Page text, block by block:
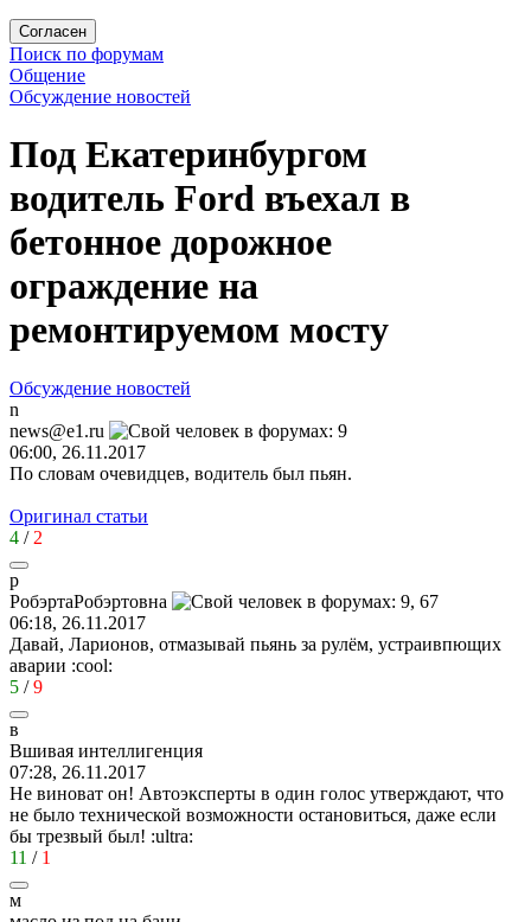
Согласен
Поиск по форумам
Общение
Обсуждение новостей
Под Екатеринбургом
водитель Ford въехал в
бетонное дорожное
ограждение на
ремонтируемом мосту
Обсуждение новостей
n
news@e1.ru
06:00, 26.11.2017
По словам очевидцев, водитель был пьян.
Оригинал статьи
4 / 2
p
PoбэртаPoбэртовна
06:18, 26.11.2017
Давай, Ларионов, отмазывай пьянь за рулём, устраивпющих
аварии :cool:
5 /9
в
Вшивая интеллигенция
07:28, 26.11.2017
Не виноват он! Автоэксперты в один голос утверждают, что
не было технической возможности остановиться, даже если
бы трезвый был! :ultra:
11 / 1
м